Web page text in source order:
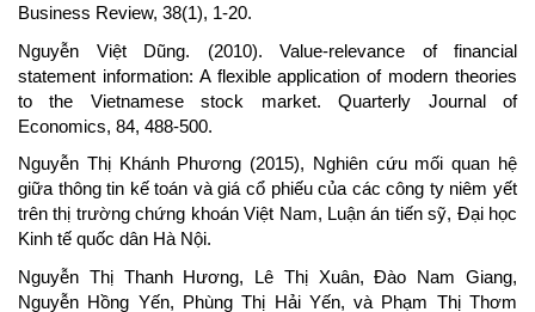
Business Review, 38(1), 1-20.
Nguyễn Việt Dũng. (2010). Value-relevance of financial
statement information: A flexible application of modern theories
to the Vietnamese stock market. Quarterly Journal of
Economics, 84, 488-500.
Nguyễn Thị Khánh Phương (2015), Nghiên cứu mối quan hệ
giữa thông tin kế toán và giá cổ phiếu của các công ty niêm yết
trên thị trường chứng khoán Việt Nam, Luận án tiến sỹ, Đại học
Kinh tế quốc dân Hà Nội.
Nguyễn Thị Thanh Hương, Lê Thị Xuân, Đào Nam Giang,
Nguyễn Hồng Yến, Phùng Thị Hải Yến, và Phạm Thị Thơm